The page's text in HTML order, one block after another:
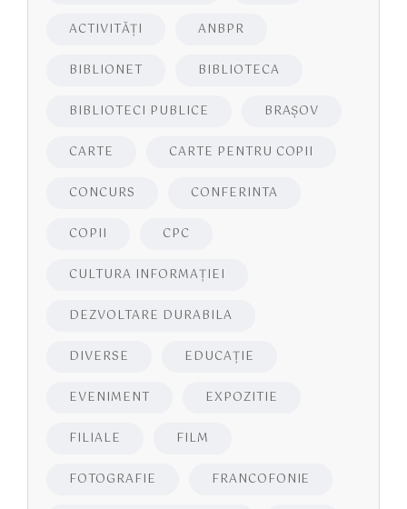
ACTIVITĂŢI ANBPR
BIBLIONET BIBLIOTECA
BIBLIOTECI PUBLICE BRAŞOV
CARTE CARTE PENTRU COPII
CONCURS CONFERINTA
COPII CPC
CULTURA INFORMAŢIEI
DEZVOLTARE DURABILA
DIVERSE EDUCAŢIE
EVENIMENT EXPOZITIE
FILIALE FILM
FOTOGRAFIE FRANCOFONIE